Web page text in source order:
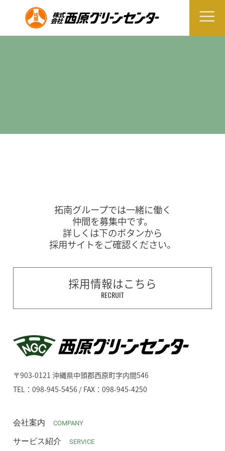
拓南グループでは一緒に働く
仲間を募集中です。
詳しくは下のボタンから
採用サイトをご確認ください。
採用情報はこちら
RECRUIT
〒903-0121 沖縄県中頭郡西原町字内間546
TEL：098-945-5456 / FAX：098-945-4250
会社案内 COMPANY
サービス紹介 SERVICE